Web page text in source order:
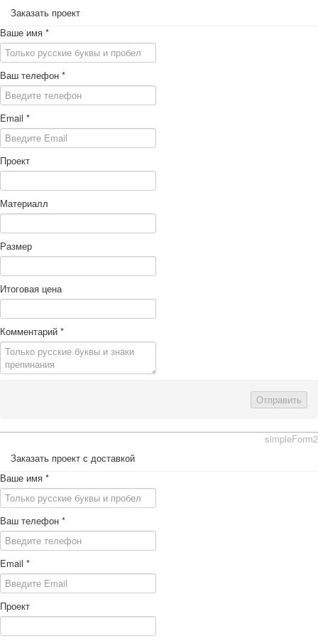
Заказать проект
Ваше имя *
Ваш телефон *
Email *
Проект
Материалл
Размер
Итоговая цена
Комментарий *
Отправить
simpleForm2
Заказать проект с доставкой
Ваше имя *
Ваш телефон *
Email *
Проект